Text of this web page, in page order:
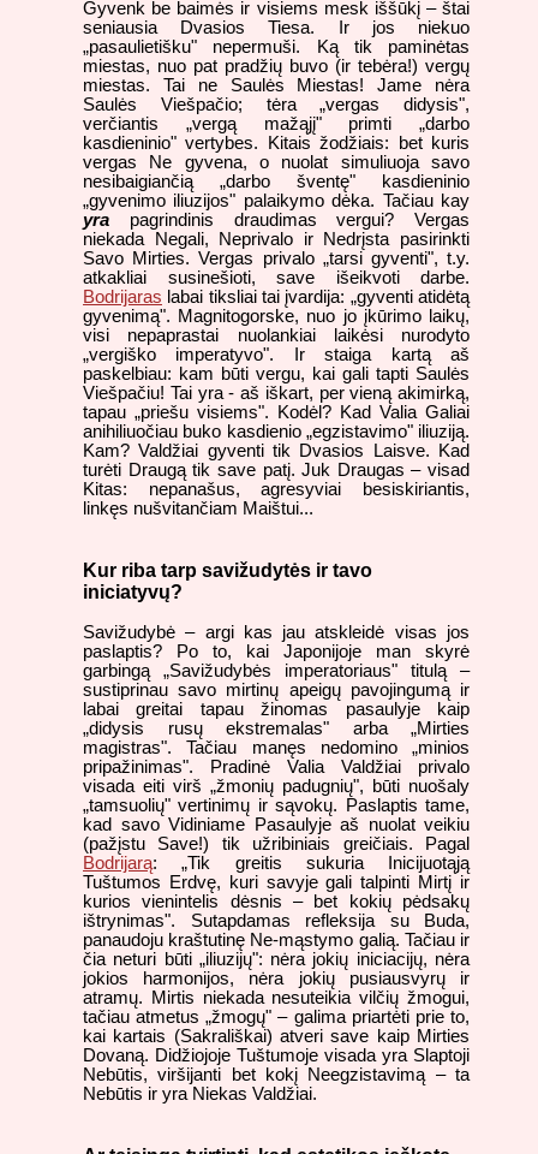
Gyvenk be baimės ir visiems mesk iššūkį – štai
seniausia Dvasios Tiesa. Ir jos niekuo
„pasaulietišku" nepermuši. Ką tik paminėtas
miestas, nuo pat pradžių buvo (ir tebėra!) vergų
miestas. Tai ne Saulės Miestas! Jame nėra
Saulės Viešpačio; tėra „vergas didysis",
verčiantis „vergą mažąjį" primti „darbo
kasdieninio" vertybes. Kitais žodžiais: bet kuris
vergas Ne gyvena, o nuolat simuliuoja savo
nesibaigiančią „darbo šventę" kasdieninio
„gyvenimo iliuzijos" palaikymo dėka. Tačiau kay
yra pagrindinis draudimas vergui? Vergas
niekada Negali, Neprivalo ir Nedrįsta pasirinkti
Savo Mirties. Vergas privalo „tarsi gyventi", t.y.
atkakliai susinešioti, save išeikvoti darbe.
Bodrijaras labai tiksliai tai įvardija: „gyventi atidėtą
gyvenimą". Magnitogorske, nuo jo įkūrimo laikų,
visi nepaprastai nuolankiai laikėsi nurodyto
„vergiško imperatyvo". Ir staiga kartą aš
paskelbiau: kam būti vergu, kai gali tapti Saulės
Viešpačiu! Tai yra - aš iškart, per vieną akimirką,
tapau „priešu visiems". Kodėl? Kad Valia Galiai
anihiliuočiau buko kasdienio „egzistavimo" iliuziją.
Kam? Valdžiai gyventi tik Dvasios Laisve. Kad
turėti Draugą tik save patį. Juk Draugas – visad
Kitas: nepanašus, agresyviai besiskiriantis,
linkęs nušvitančiam Maištui...
Kur riba tarp savižudytės ir tavo
iniciatyvų?
Savižudybė – argi kas jau atskleidė visas jos
paslaptis? Po to, kai Japonijoje man skyrė
garbingą „Savižudybės imperatoriaus" titulą –
sustiprinau savo mirtinų apeigų pavojingumą ir
labai greitai tapau žinomas pasaulyje kaip
„didysis rusų ekstremalas" arba „Mirties
magistras". Tačiau manęs nedomino „minios
pripažinimas". Pradinė Valia Valdžiai privalo
visada eiti virš „žmonių padugnių", būti nuošaly
„tamsuolių" vertinimų ir sąvokų. Paslaptis tame,
kad savo Vidiniame Pasaulyje aš nuolat veikiu
(pažįstu Save!) tik užribiniais greičiais. Pagal
Bodrijarą: „Tik greitis sukuria Inicijuotąją
Tuštumos Erdvę, kuri savyje gali talpinti Mirtį ir
kurios vienintelis dėsnis – bet kokių pėdsakų
ištrynimas". Sutapdamas refleksija su Buda,
panaudoju kraštutinę Ne-mąstymo galią. Tačiau ir
čia neturi būti „iliuzijų": nėra jokių iniciacijų, nėra
jokios harmonijos, nėra jokių pusiausvyrų ir
atramų. Mirtis niekada nesuteikia vilčių žmogui,
tačiau atmetus „žmogų" – galima priartėti prie to,
kai kartais (Sakrališkai) atveri save kaip Mirties
Dovaną. Didžiojoje Tuštumoje visada yra Slaptoji
Nebūtis, viršijanti bet kokį Neegzistavimą – ta
Nebūtis ir yra Niekas Valdžiai.